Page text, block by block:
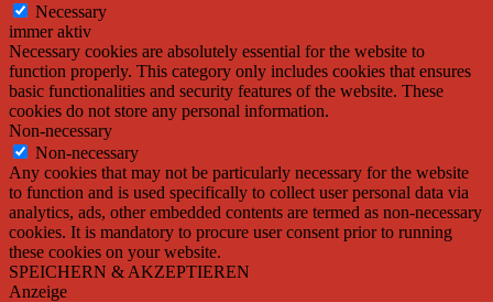
Necessary
immer aktiv
Necessary cookies are absolutely essential for the website to
function properly. This category only includes cookies that ensures
basic functionalities and security features of the website. These
cookies do not store any personal information.
Non-necessary
Non-necessary
Any cookies that may not be particularly necessary for the website
to function and is used specifically to collect user personal data via
analytics, ads, other embedded contents are termed as non-necessary
cookies. It is mandatory to procure user consent prior to running
these cookies on your website.
SPEICHERN & AKZEPTIEREN
Anzeige